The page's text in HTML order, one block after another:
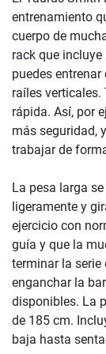
entrenamiento
cuerpo de
rack que
puedes
raíles
rápida. Así, por
más seguridad,
trabajar de
La pesa larga
ligeramente y
ejercicio con
guía y que la
terminar la serie
enganchar la
disponibles. La
de 185 cm.
baja hasta